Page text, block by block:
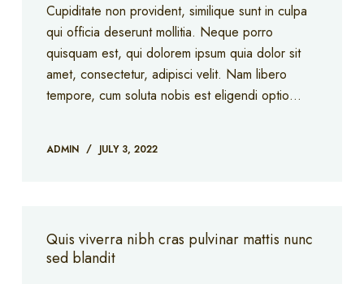
Cupiditate non provident, similique sunt in culpa
qui officia deserunt mollitia. Neque porro
quisquam est, qui dolorem ipsum quia dolor sit
amet, consectetur, adipisci velit. Nam libero
tempore, cum soluta nobis est eligendi optio…
ADMIN JULY 3, 2022
Quis viverra nibh cras pulvinar mattis nunc
sed blandit